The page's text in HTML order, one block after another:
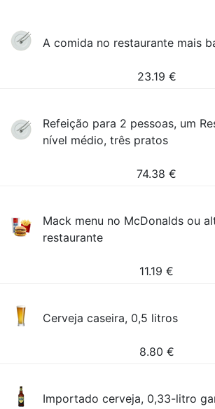
A comida no restaurante mais
23.19 €
Refeição para 2 pessoas, um
nível médio, três pratos
74.38 €
Mack menu no McDonalds ou
restaurante
11.19 €
Cerveja caseira, 0,5 litros
8.80 €
Importado cerveja, 0,33-litro